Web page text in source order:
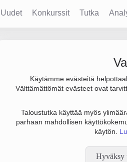
Uudet Konkurssit Tutka
Käytämme evästeitä
Välttämättömät evästeet ovat
Taloustutka käyttää myös
parhaan mahdollisen
käytön.
Hyväksy
Oy
on 30.8 milj. €, tulos 1.6 milj. €
Osakeyhtiö (OY).
YTJ, PRH, Traficom